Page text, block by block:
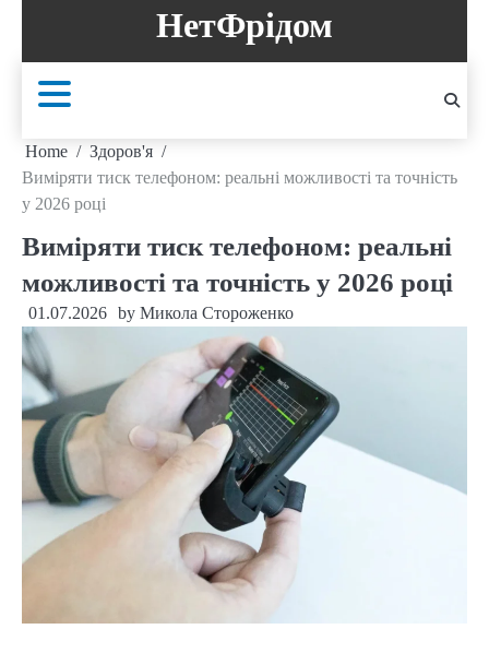
content
НетФрідом
Home
Здоров'я
Виміряти тиск телефоном: реальні можливості та точність
у 2026 році
Виміряти тиск телефоном: реальні
можливості та точність у 2026 році
01.07.2026 by Микола Стороженко